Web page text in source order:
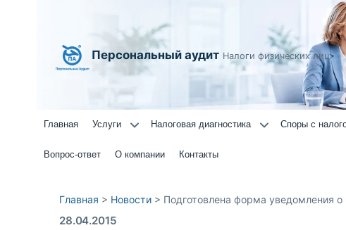
Персональный аудит Налоги физических лиц
Главная Услуги Налоговая диагностика Споры с
Вопрос-ответ О компании Контакты
Главная > Новости > Подготовлена форма уведомления
28.04.2015